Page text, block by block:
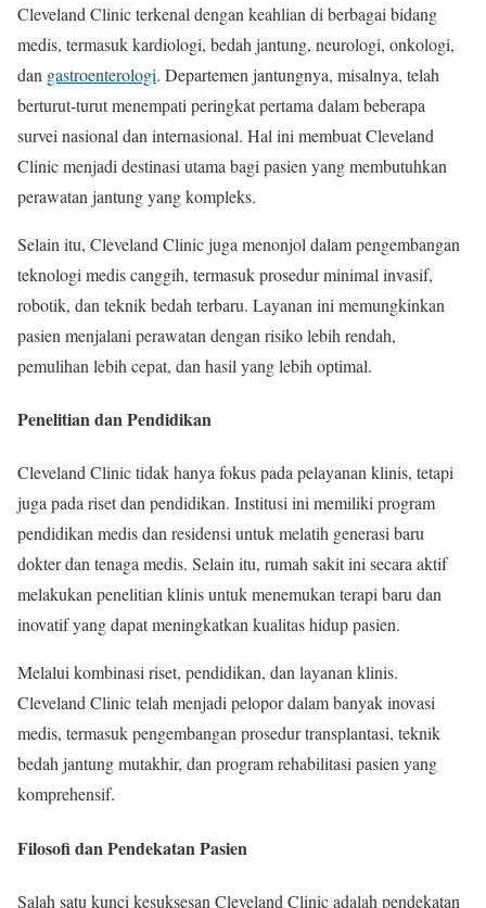
Cleveland Clinic terkenal dengan keahlian di berbagai bidang
medis, termasuk kardiologi, bedah jantung, neurologi, onkologi,
dan gastroenterologi. Departemen jantungnya, misalnya, telah
berturut-turut menempati peringkat pertama dalam beberapa
survei nasional dan internasional. Hal ini membuat Cleveland
Clinic menjadi destinasi utama bagi pasien yang membutuhkan
perawatan jantung yang kompleks.
Selain itu, Cleveland Clinic juga menonjol dalam pengembangan
teknologi medis canggih, termasuk prosedur minimal invasif,
robotik, dan teknik bedah terbaru. Layanan ini memungkinkan
pasien menjalani perawatan dengan risiko lebih rendah,
pemulihan lebih cepat, dan hasil yang lebih optimal.
Penelitian dan Pendidikan
Cleveland Clinic tidak hanya fokus pada pelayanan klinis, tetapi
juga pada riset dan pendidikan. Institusi ini memiliki program
pendidikan medis dan residensi untuk melatih generasi baru
dokter dan tenaga medis. Selain itu, rumah sakit ini secara aktif
melakukan penelitian klinis untuk menemukan terapi baru dan
inovatif yang dapat meningkatkan kualitas hidup pasien.
Melalui kombinasi riset, pendidikan, dan layanan klinis.
Cleveland Clinic telah menjadi pelopor dalam banyak inovasi
medis, termasuk pengembangan prosedur transplantasi, teknik
bedah jantung mutakhir, dan program rehabilitasi pasien yang
komprehensif.
Filosofi dan Pendekatan Pasien
Salah satu kunci kesuksesan Cleveland Clinic adalah pendekatan